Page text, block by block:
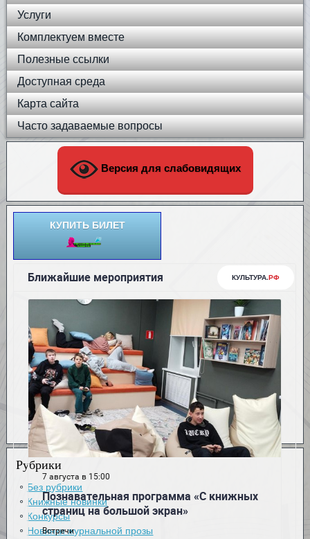
Услуги
Комплектуем вместе
Полезные ссылки
Доступная среда
Карта сайта
Часто задаваемые вопросы
Версия для слабовидящих
КУПИТЬ БИЛЕТ
Рубрики
Без рубрики
Книжные новинки
Конкурсы
Новинки журнальной прозы